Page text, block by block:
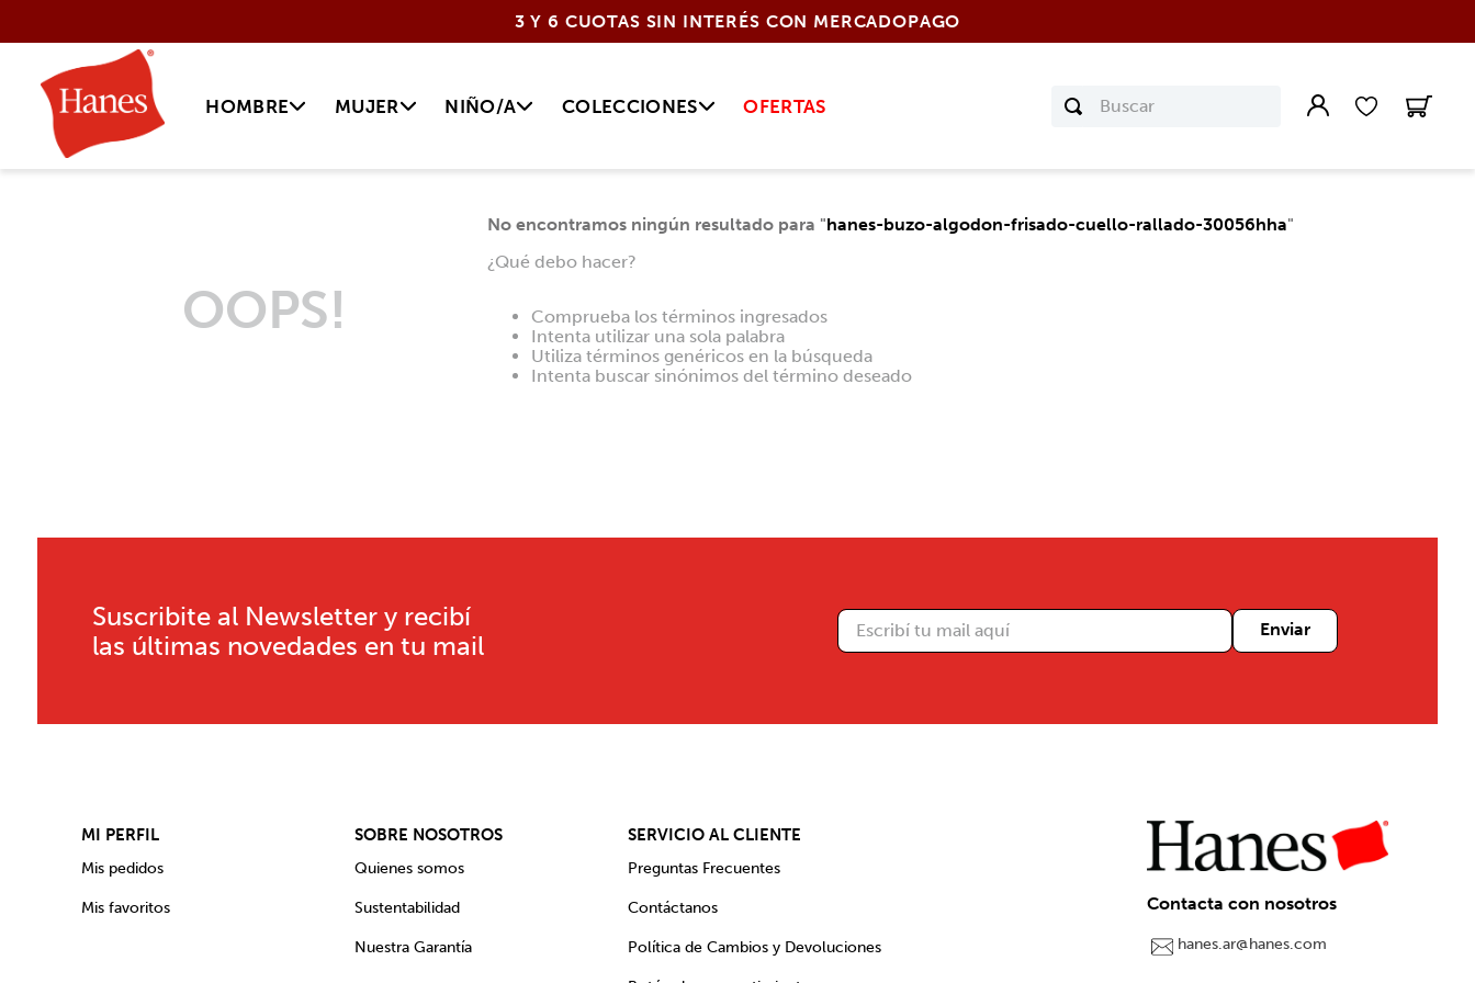
3 Y 6 CUOTAS SIN INTERÉS CON MERCADOPAGO
HOMBRE MUJER NIÑO/A COLECCIONES OFERTAS
Buscar
OOPS!
No encontramos ningún resultado para "hanes-buzo-algodon-frisado-cuello-rallado-30056hha"
¿Qué debo hacer?
Comprueba los términos ingresados
Intenta utilizar una sola palabra
Utiliza términos genéricos en la búsqueda
Intenta buscar sinónimos del término deseado
Suscribite al Newsletter y recibí
las últimas novedades en tu mail
Enviar
MI PERFIL
Mis pedidos
Mis favoritos
SOBRE NOSOTROS
Quienes somos
Sustentabilidad
Nuestra Garantía
SERVICIO AL CLIENTE
Preguntas Frecuentes
Contáctanos
Política de Cambios y Devoluciones
Contacta con nosotros
hanes.ar@hanes.com